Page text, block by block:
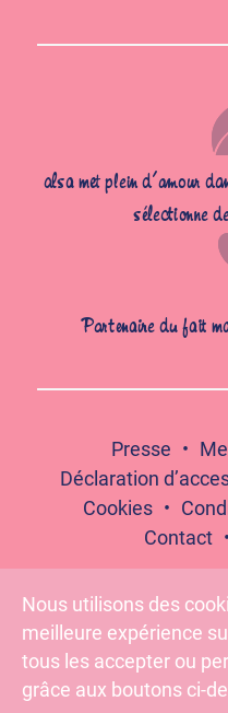
alsa met plein d’amour
sélectionne
Partenaire du fait
Presse
Déclaration
Cookies
Contact
Suivez-
Nous utilisons des
meilleure expérience
tous les accepter ou
grâce aux boutons ci-